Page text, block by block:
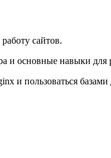
сайтов.
и основные навыки для
и пользоваться